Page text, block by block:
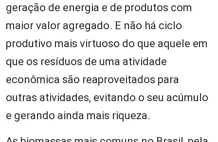
geração de energia e de produtos com
maior valor agregado. E não há ciclo
produtivo mais virtuoso do que aquele em
que os resíduos de uma atividade
econômica são reaproveitados para
outras atividades, evitando o seu acúmulo
e gerando ainda mais riqueza.